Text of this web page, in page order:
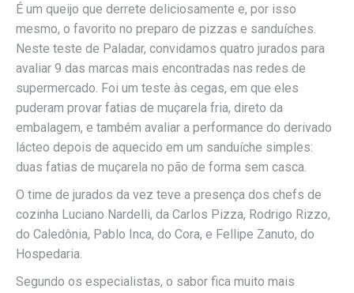
É um queijo que derrete deliciosamente e, por isso
mesmo, o favorito no preparo de pizzas e sanduíches.
Neste teste de Paladar, convidamos quatro jurados para
avaliar 9 das marcas mais encontradas nas redes de
supermercado. Foi um teste às cegas, em que eles
puderam provar fatias de muçarela fria, direto da
embalagem, e também avaliar a performance do derivado
lácteo depois de aquecido em um sanduíche simples:
duas fatias de muçarela no pão de forma sem casca.
O time de jurados da vez teve a presença dos chefs de
cozinha Luciano Nardelli, da Carlos Pizza, Rodrigo Rizzo,
do Caledônia, Pablo Inca, do Cora, e Fellipe Zanuto, do
Hospedaria.
Segundo os especialistas, o sabor fica muito mais